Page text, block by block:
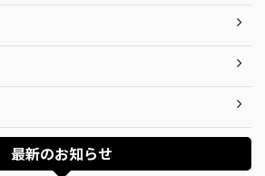
最新のお知らせ